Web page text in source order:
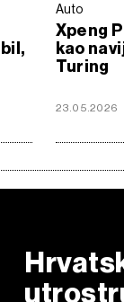
Auto
Xpeng
kao
Turing
23.05.2026